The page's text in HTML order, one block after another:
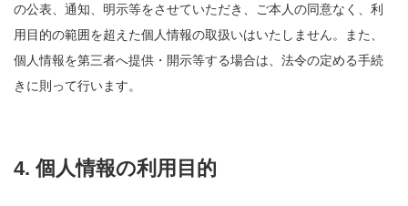
の公表、通知、明示等をさせていただき、ご本人の同意なく、利
用目的の範囲を超えた個人情報の取扱いはいたしません。また、
個人情報を第三者へ提供・開示等する場合は、法令の定める手続
きに則って行います。
4. 個人情報の利用目的